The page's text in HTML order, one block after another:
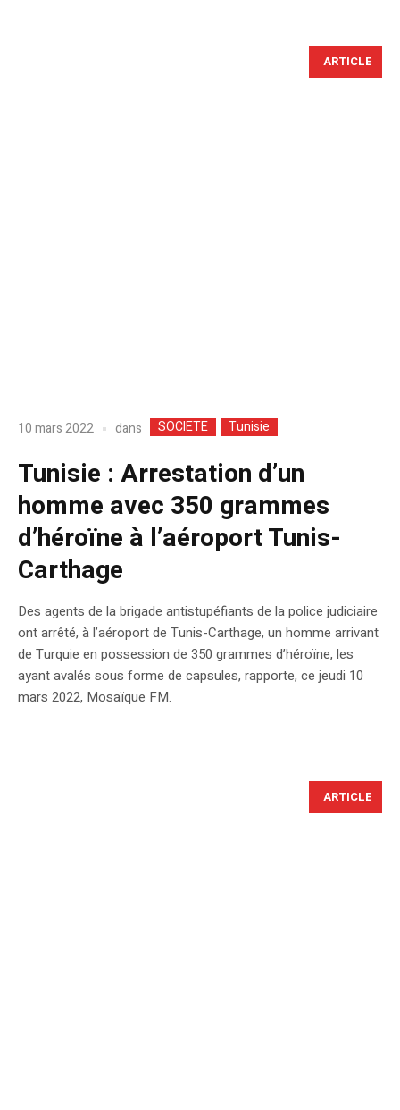
ARTICLE
10 mars 2022 dans SOCIETE Tunisie
Tunisie : Arrestation d’un
homme avec 350 grammes
d’héroïne à l’aéroport Tunis-
Carthage
Des agents de la brigade antistupéfiants de la police judiciaire
ont arrêté, à l’aéroport de Tunis-Carthage, un homme arrivant
de Turquie en possession de 350 grammes d’héroïne, les
ayant avalés sous forme de capsules, rapporte, ce jeudi 10
mars 2022, Mosaïque FM.
ARTICLE